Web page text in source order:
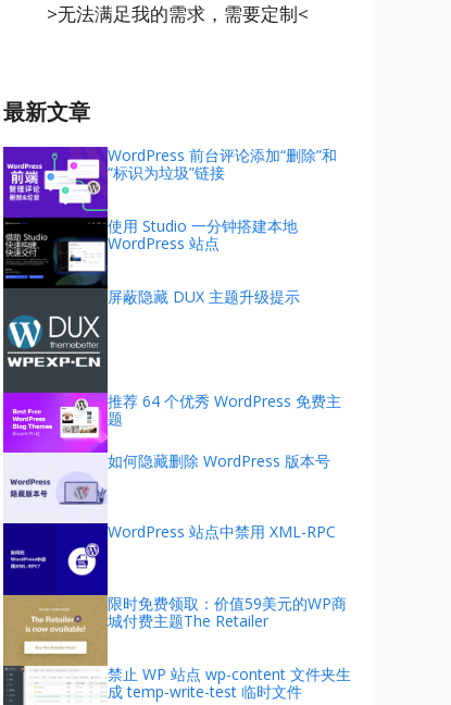
>无法满足我的需求，需要定制<
最新文章
WordPress 前台评论添加“删除”和
“标识为垃圾”链接
使用 Studio 一分钟搭建本地
WordPress 站点
屏蔽隐藏 DUX 主题升级提示
推荐 64 个优秀 WordPress 免费主
题
如何隐藏删除 WordPress 版本号
WordPress 站点中禁用 XML-RPC
限时免费领取：价值59美元的WP商
城付费主题The Retailer
禁止 WP 站点 wp-content 文件夹生
成 temp-write-test 临时文件